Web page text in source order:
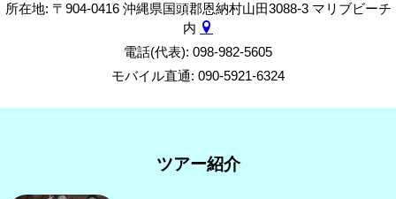
所在地: 〒904-0416 沖縄県国頭郡恩納村山田3088-3 マリブビーチ
内
電話(代表): 098-982-5605
モバイル直通: 090-5921-6324
ツアー紹介